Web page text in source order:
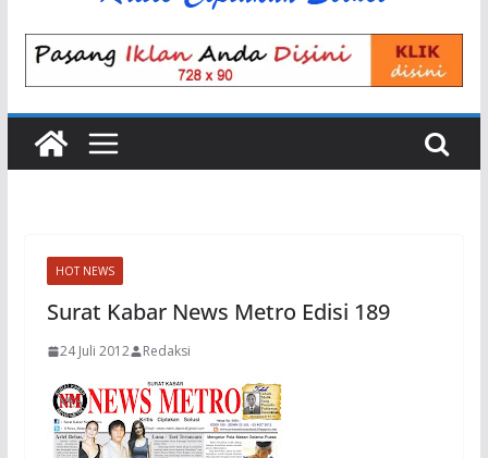
HOT NEWS
Surat Kabar News Metro Edisi 189
24 Juli 2012 Redaksi